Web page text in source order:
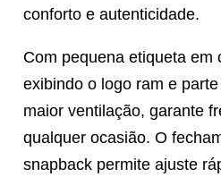
conforto e autenticidade.
Com pequena etiqueta em
exibindo o logo ram e
maior ventilação, garante
qualquer ocasião. O
snapback permite ajuste